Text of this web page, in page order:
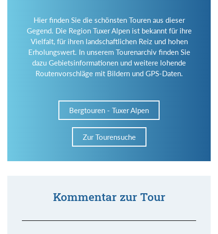
Hier finden Sie die schönsten Touren aus dieser
Gegend. Die Region Tuxer Alpen ist bekannt für ihre
Vielfalt, für ihren landschaftlichen Reiz und hohen
Erholungswert. In unserem Tourenarchiv finden Sie
dazu Gebietsinformationen und weitere lohende
Routenvorschläge mit Bildern und GPS-Daten.
Bergtouren - Tuxer Alpen
Zur Tourensuche
Kommentar zur Tour